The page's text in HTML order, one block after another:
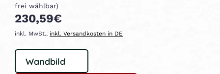
frei wählbar)
230,59€
inkl. MwSt., inkl. Versandkosten in DE